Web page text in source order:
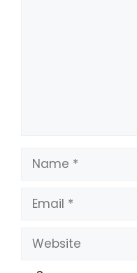
Name
Email
Website